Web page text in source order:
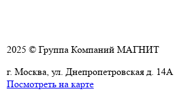
2025 © Группа Компаний МАГНИТ
г. Москва, ул. Днепропетровская д. 14А
Посмотреть на карте